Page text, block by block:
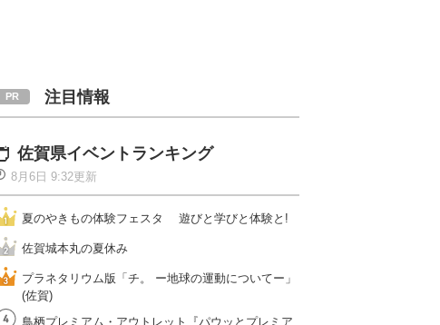
注目情報
佐賀県イベントランキング
8月6日 9:32更新
夏のやきもの体験フェスタ 遊びと学びと体験と!
佐賀城本丸の夏休み
プラネタリウム版「チ。 ー地球の運動についてー」
(佐賀)
鳥栖プレミアム・アウトレット『パウッとプレミア